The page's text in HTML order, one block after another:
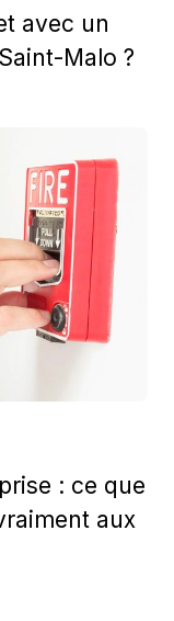
avec un
Malo ?
: ce que
aux